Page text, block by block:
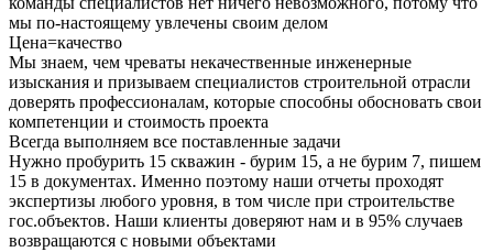
мы по-настоящему увлечены своим делом
Цена=качество
Мы знаем, чем чреваты некачественные инженерные
изыскания и призываем специалистов строительной отрасли
доверять профессионалам, которые способны обосновать свои
компетенции и стоимость проекта
Всегда выполняем все поставленные задачи
Нужно пробурить 15 скважин - бурим 15, а не бурим 7, пишем
15 в документах. Именно поэтому наши отчеты проходят
экспертизы любого уровня, в том числе при строительстве
гос.объектов. Наши клиенты доверяют нам и в 95% случаев
возвращаются с новыми объектами